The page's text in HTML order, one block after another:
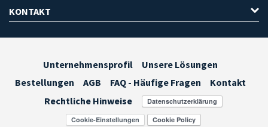
KONTAKT
Unternehmensprofil
Unsere Lösungen
Bestellungen
AGB FAQ - Häufige Fragen
Kontakt
Rechtliche Hinweise
Cookie-Einstellungen